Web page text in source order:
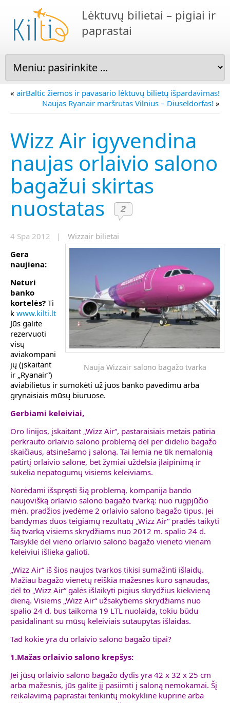
Lėktuvų bilietai – pigiai ir
paprastai
« airBaltic žiemos ir pavasario lėktuvų bilietų išpardavimas!
Naujas Ryanair maršrutas Vilnius – Diuseldorfas! »
Wizz Air igyvendina
naujas orlaivio salono
bagažui skirtas
nuostatas
2
4 Spa 2012 | Wizzair bilietai
Nauja Wizzair salono bagažo tvarka
Gera
naujiena:
Neturi
banko
kortelės? Ti
k www.kilti.lt
Jūs galite
rezervuoti
visų
aviakompani
jų (įskaitant
ir „Ryanair“)
aviabilietus ir sumokėti už juos banko pavedimu arba
grynaisiais mūsų biuruose.
Gerbiami keleiviai,
Oro linijos, įskaitant „Wizz Air“, pastaraisiais metais patiria
perkrauto orlaivio salono problemą dėl per didelio bagažo
skaičiaus, atsinešamo į saloną. Tai lemia ne tik nemalonią
patirtį orlaivio salone, bet žymiai uždelsia įlaipinimą ir
sukelia nepatogumų visiems keleiviams.
Norėdami išspręsti šią problemą, kompanija bando
naujovišką orlaivio salono bagažo tvarką: nuo rugpjūčio
mėn. pradžios įvedėme 2 orlaivio salono bagažo tipus. Jei
bandymas duos teigiamų rezultatų „Wizz Air“ pradės taikyti
šią tvarką visiems skrydžiams nuo 2012 m. spalio 24 d.
Taisyklė dėl vieno orlaivio salono bagažo vieneto vienam
keleiviui išlieka galioti.
„Wizz Air“ iš šios naujos tvarkos tikisi sumažinti išlaidų.
Mažiau bagažo vienetų reiškia mažesnes kuro sąnaudas,
dėl to „Wizz Air“ galės išlaikyti pigius skrydžius kiekvieną
dieną. Visiems „Wizz Air“ užsakytiems skrydžiams nuo
spalio 24 d. bus taikoma 19 LTL nuolaida, tokiu būdu
pasidalinant su mūsų keleiviais sutaupytas išlaidas.
Tad kokie yra du orlaivio salono bagažo tipai?
1.Mažas orlaivio salono krepšys:
Jei jūsų orlaivio salono bagažo dydis yra 42 x 32 x 25 cm
arba mažesnis, jūs galite jį pasiimti į saloną nemokamai. Šį
reikalavimą paprastai tenkintų mokyklinė kuprinė arba